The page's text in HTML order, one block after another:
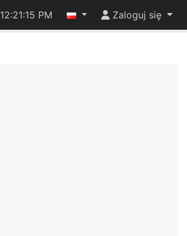
12:21:15 PM Zaloguj się